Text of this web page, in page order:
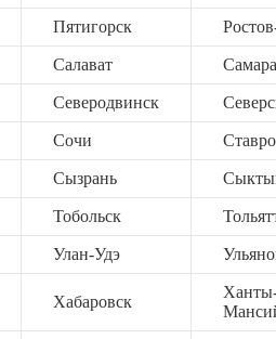
Пятигорск
Салават Самара
Северодвинск
Сочи
Сызрань
Тобольск
Улан-Удэ
Хабаровск